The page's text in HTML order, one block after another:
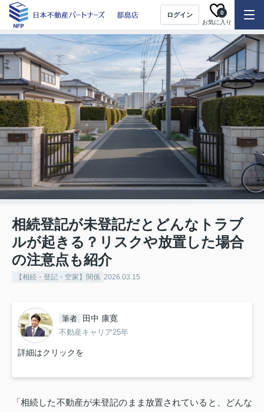
ログイン
お気に入り
0
相続登記が未登記だとどんなトラブ
ルが起きる？リスクや放置した場合
の注意点も紹介
【相続・登記・空家】関係 2026.03.15
筆者 田中 康寛
不動産キャリア25年
詳細はクリックを
「相続した不動産が未登記のまま放置されていると、どんな